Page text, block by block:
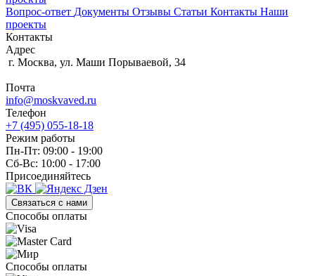
Вопрос-ответ Документы Отзывы Статьи Контакты Наши
проекты
Контакты
Адрес
г. Москва, ул. Маши Порываевой, 34
Почта
info@moskvaved.ru
Телефон
+7 (495) 055-18-18
Режим работы
Пн-Пт: 09:00 - 19:00
Сб-Вс: 10:00 - 17:00
Присоединяйтесь
Связаться с нами
Способы оплаты
Способы оплаты